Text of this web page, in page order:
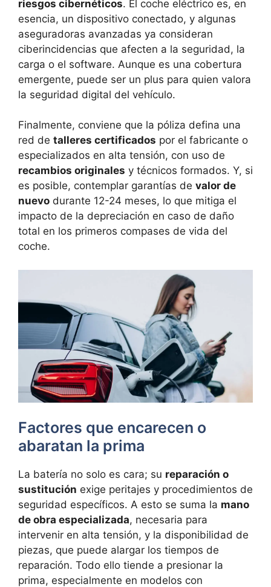
riesgos cibernéticos. El coche eléctrico es, en
esencia, un dispositivo conectado, y algunas
aseguradoras avanzadas ya consideran
ciberincidencias que afecten a la seguridad, la
carga o el software. Aunque es una cobertura
emergente, puede ser un plus para quien valora
la seguridad digital del vehículo.
Finalmente, conviene que la póliza defina una
red de talleres certificados por el fabricante o
especializados en alta tensión, con uso de
recambios originales y técnicos formados. Y, si
es posible, contemplar garantías de valor de
nuevo durante 12-24 meses, lo que mitiga el
impacto de la depreciación en caso de daño
total en los primeros compases de vida del
coche.
Factores que encarecen o
abaratan la prima
La batería no solo es cara; su reparación o
sustitución exige peritajes y procedimientos de
seguridad específicos. A esto se suma la mano
de obra especializada, necesaria para
intervenir en alta tensión, y la disponibilidad de
piezas, que puede alargar los tiempos de
reparación. Todo ello tiende a presionar la
prima, especialmente en modelos con